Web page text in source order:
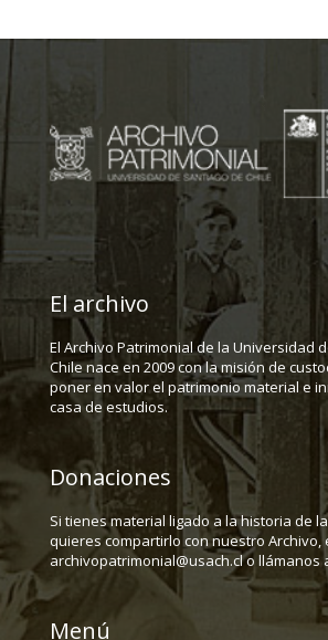
El archivo
El Archivo Patrimonial de la Universidad
Chile nace en 2009 con la misión de
poner en valor el patrimonio material e
casa de estudios.
Donaciones
Si tienes material ligado a la historia de
quieres compartirlo con nuestro Archivo,
archivopatrimonial@usach.cl o llámanos
Menú